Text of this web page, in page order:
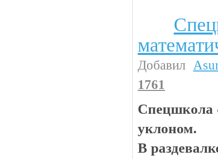
Добавил
1761
Спецшкола
уклоном.
В